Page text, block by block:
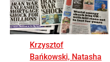
Krzysztof
Bańkowski, Natasha